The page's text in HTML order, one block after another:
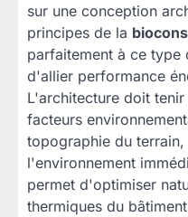
sur une conception
principes de la
parfaitement à ce type
d'allier performance
L'architecture doit
facteurs
topographie du
l'environnement
permet d'optimiser
thermiques du